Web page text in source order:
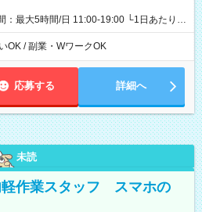
：最大5時間/日 11:00-19:00 └1日あたりの
上記の時間帯内であれば、いつでも勤務可
中で、お好きな曜日でご勤務いただけま
に、自由な働き方が可能なお仕事です！
OK / 副業・WワークOK
応募する 詳細へ
未読
軽作業スタッフ スマホの